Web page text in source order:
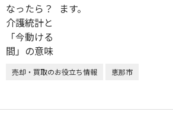
ます。
売却・買取のお役立ち情報 恵那市